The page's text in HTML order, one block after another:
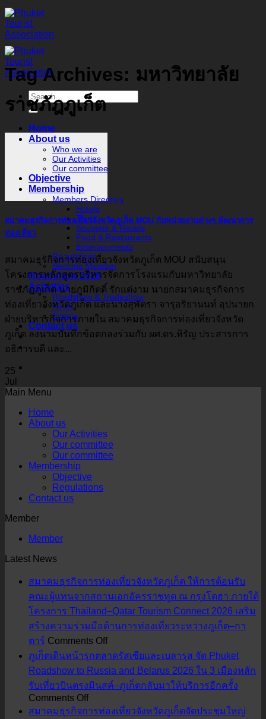
Skip
to
content
Home
About us
Who we are
Our Activities
Our committee
Objective
Membership
Members Directory
Hotels
Tours
Souvenir & Retails
Food & Restaurants
Entertainments
Regulations
Become Member
Roadshow 2026
Activities
Roadshow & Tradeshow
News
Events
Contact us
Tag Archives: มหาวิทยาลัย
ราชภัฎภูเก็ต
สมาคมธุรกิจการท่องเที่ยวจังหวัดภูเก็ต MOU กับหน่วยงานต่างๆ พัฒนาการ
ท่องเที่ยว
สมาคมธุรกิจการท่องเที่ยวจังหวัดภูเก็ต MOU สนับสนุน
โครงการหลักสูตรบริหารจัดการโรงแรมกับมหาวิทยาลัย
ราชภัฏภูเก็ต นายภูมิกิตติ์ รักแต่งาม นายกสมาคมธุรกิจการ
ท่องเที่ยวจังหวัดภูเก็ต และนางสุพัตรา จารุอริยานนท์ อุปนายก
ฝ่ายบริหารกิจการภายใน สมาคมธุรกิจการท่องเที่ยวจังหวัด
ภูเก็ต ลงนามบันทึกข้อตกลงร่วมกับ ผศ.ดร.หิรัญ ประสารการ
อธิการบดี และ...
25
Jul
Main Menu
Home
About us
Our Activities
Our committee
Our committee
Membership
Objective
Regulations
Contact us
Member
Member
Latest News
สมาคมธุรกิจการท่องเที่ยวจังหวัดภูเก็ต ให้การต้อนรับ
คณะผู้แทนจากสถานเอกอัครราชทูต ณ กรุงโดฮา ภายใต้
โครงการ Thailand–Qatar Tourism Connect 2026 เสริม
สร้างความร่วมมือด้านการท่องเที่ยวระหว่างภูเก็ต–กา
ตาร์ Comments Offon
สมาคม
ธุรกิจ
การ
เที่ยว
ภูเก็ตเดินหน้ารุกตลาดรัสเซียและเบลารุส จัด Phuket
Roadshow to Russia and Belarus 2026 ใน 3 เมืองหลัก
รับเที่ยวบินตรงมินสค์–ภูเก็ตกลับมาให้บริการอีกครั้ง
Comments Offon
ภูเก็ต
สมาคมธุรกิจการท่องเที่ยวจังหวัดภูเก็ตจัดประชุมใหญ่